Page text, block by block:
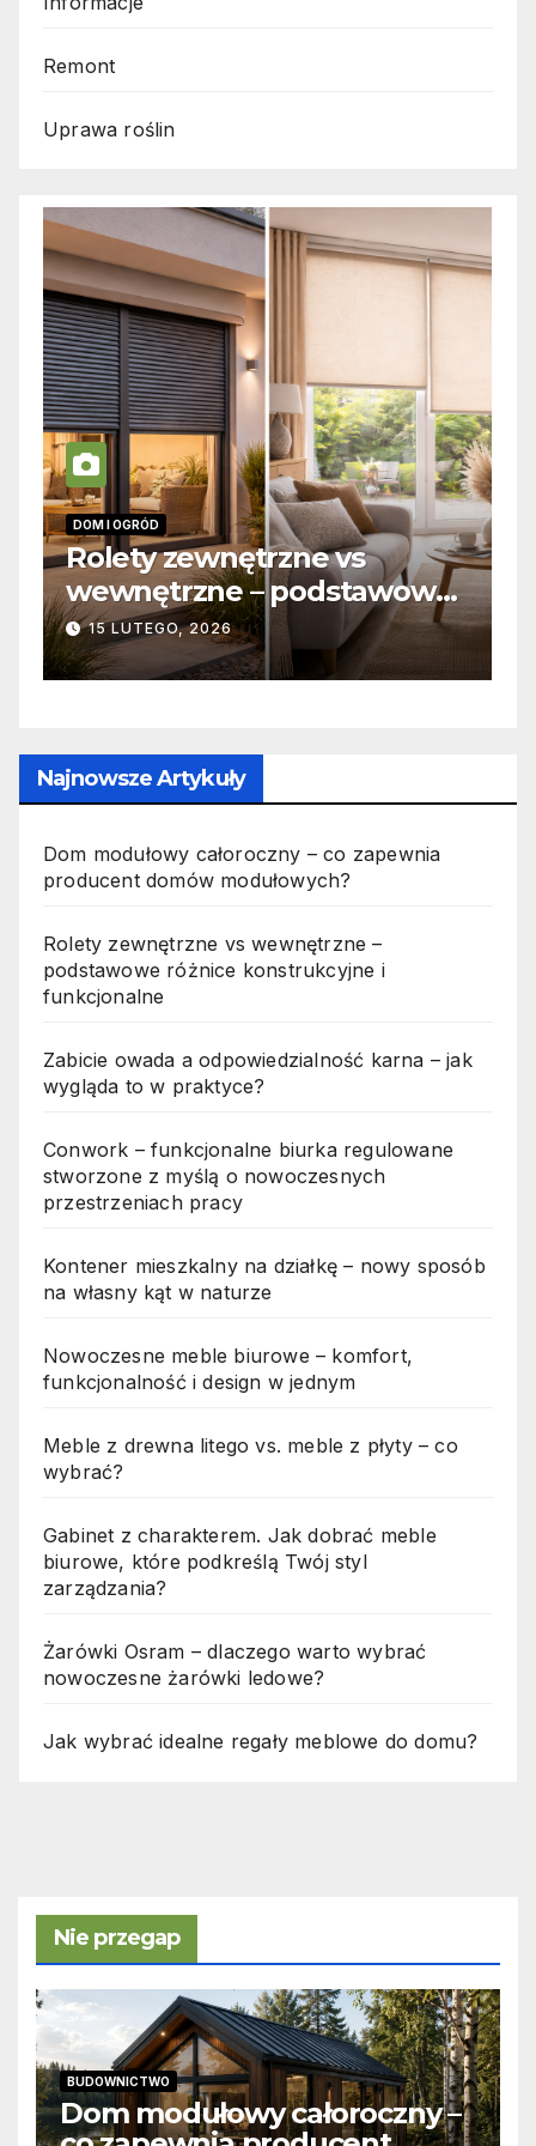
Remont
Uprawa roślin
INFORMACJE
Zabicie owada a
odpowiedzialność karna –
jak wygląda to w praktyce?
19 PAŹDZIERNIKA, 2025
Najnowsze Artykuły
Dom modułowy całoroczny – co zapewnia
producent domów modułowych?
Rolety zewnętrzne vs wewnętrzne –
podstawowe różnice konstrukcyjne i
funkcjonalne
Zabicie owada a odpowiedzialność karna – jak
wygląda to w praktyce?
Conwork – funkcjonalne biurka regulowane
stworzone z myślą o nowoczesnych
przestrzeniach pracy
Kontener mieszkalny na działkę – nowy sposób
na własny kąt w naturze
Nowoczesne meble biurowe – komfort,
funkcjonalność i design w jednym
Meble z drewna litego vs. meble z płyty – co
wybrać?
Gabinet z charakterem. Jak dobrać meble
biurowe, które podkreślą Twój styl
zarządzania?
Żarówki Osram – dlaczego warto wybrać
nowoczesne żarówki ledowe?
Jak wybrać idealne regały meblowe do domu?
Nie przegap
BUDOWNICTWO
Dom modułowy całoroczny –